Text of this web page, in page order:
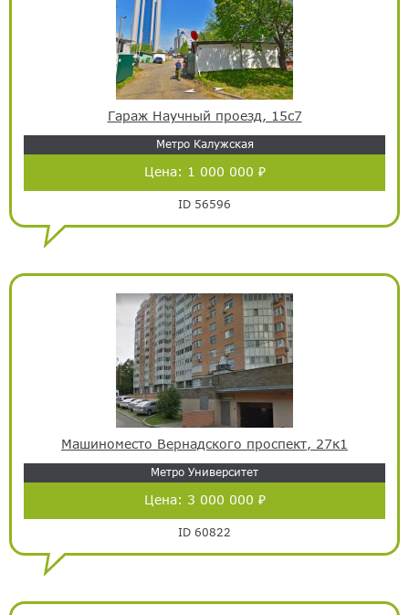
Гараж Научный проезд, 15с7
Метро Калужская
Цена: 1 000 000 ₽
ID 56596
Машиноместо Вернадского проспект, 27к1
Метро Университет
Цена: 3 000 000 ₽
ID 60822